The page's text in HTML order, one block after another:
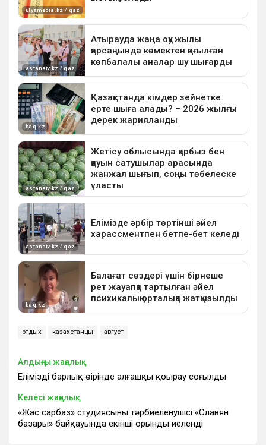
отдых казахстанцы август
Алдыңғы жаңалық
Еліміздің барлық өңірінде алғашқы қоңырау соғылды
Келесі жаңалық
«Жас сарбаз» студиясының тәрбиеленушісі «Славян
базары» байқауында екінші орынды иеленді